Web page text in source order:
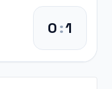
0:1